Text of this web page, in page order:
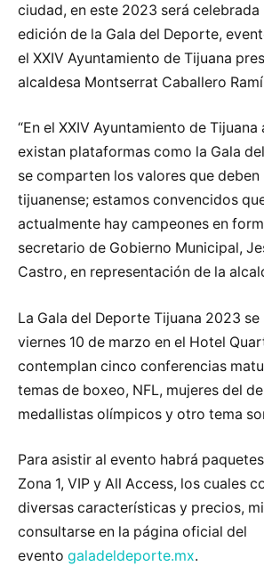
ciudad, en este 2023 será celebrada
edición de la Gala del Deporte,
el XXIV Ayuntamiento de Tijuana
alcaldesa Montserrat Caballero
“En el XXIV Ayuntamiento de
existan plataformas como la Gala
se comparten los valores que deben
tijuanense; estamos convencidos
actualmente hay campeones en
secretario de Gobierno Municipal,
Castro, en representación de la
La Gala del Deporte Tijuana 2023 se
viernes 10 de marzo en el Hotel
contemplan cinco conferencias
temas de boxeo, NFL, mujeres del
medallistas olímpicos y otro tema
Para asistir al evento habrá
Zona 1, VIP y All Access, los cuales
diversas características y precios,
consultarse en la página oficial del
evento galadeldeporte.mx.